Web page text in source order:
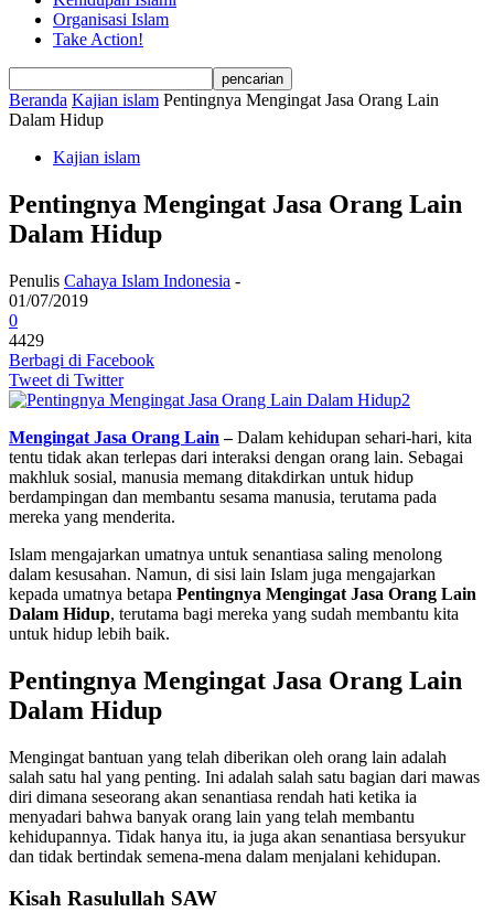
Organisasi Islam
Take Action!
Beranda Kajian islam Pentingnya Mengingat Jasa Orang Lain
Dalam Hidup
Kajian islam
Pentingnya Mengingat Jasa Orang Lain
Dalam Hidup
Penulis Cahaya Islam Indonesia -
01/07/2019
0
4429
Berbagi di Facebook
Tweet di Twitter
Mengingat Jasa Orang Lain –Dalam kehidupan sehari-hari, kita
tentu tidak akan terlepas dari interaksi dengan orang lain. Sebagai
makhluk sosial, manusia memang ditakdirkan untuk hidup
berdampingan dan membantu sesama manusia, terutama pada
mereka yang menderita.
Islam mengajarkan umatnya untuk senantiasa saling menolong
dalam kesusahan. Namun, di sisi lain Islam juga mengajarkan
kepada umatnya betapa Pentingnya Mengingat Jasa Orang Lain
Dalam Hidup, terutama bagi mereka yang sudah membantu kita
untuk hidup lebih baik.
Pentingnya Mengingat Jasa Orang Lain
Dalam Hidup
Mengingat bantuan yang telah diberikan oleh orang lain adalah
salah satu hal yang penting. Ini adalah salah satu bagian dari mawas
diri dimana seseorang akan senantiasa rendah hati ketika ia
menyadari bahwa banyak orang lain yang telah membantu
kehidupannya. Tidak hanya itu, ia juga akan senantiasa bersyukur
dan tidak bertindak semena-mena dalam menjalani kehidupan.
Kisah Rasulullah SAW